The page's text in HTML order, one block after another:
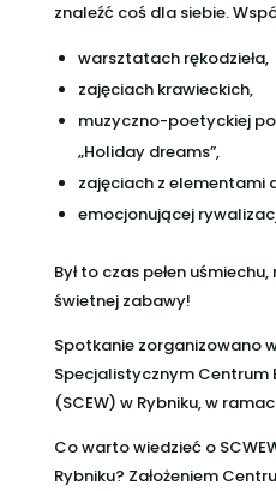
znaleźć coś dla siebie.
warsztatach rękodzieła,
zajęciach krawieckich,
muzyczno-poetyckiej
„Holiday dreams”,
zajęciach z elementami
emocjonującej
Był to czas pełen
świetnej zabawy!
Spotkanie zorganizowano
Specjalistycznym Centrum
(SCEW) w Rybniku, w
Co warto wiedzieć o
Rybniku? Założeniem